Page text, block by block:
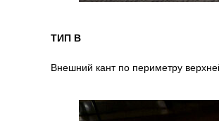
ТИП B
Внешний кант по периметру